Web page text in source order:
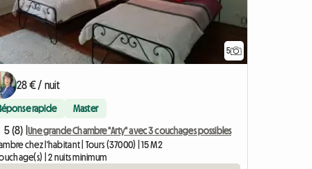
5
28 € / nuit
rapide Master
5 (8) | Une grande Chambre "Arty" avec 3 couchages possibles
chez l'habitant | Tours (37000) | 15 M2
| 2 nuits minimum